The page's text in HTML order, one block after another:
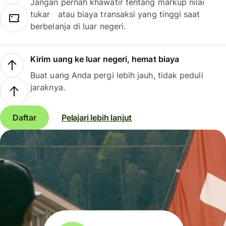
tukar atau biaya transaksi yang tinggi saat
berbelanja di luar negeri.
Kirim uang ke luar negeri, hemat biaya
Buat uang Anda pergi lebih jauh, tidak peduli
jaraknya.
Daftar Pelajari lebih lanjut